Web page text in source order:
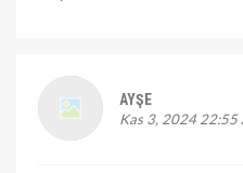
AYŞE
Kas 3, 2024 22:55